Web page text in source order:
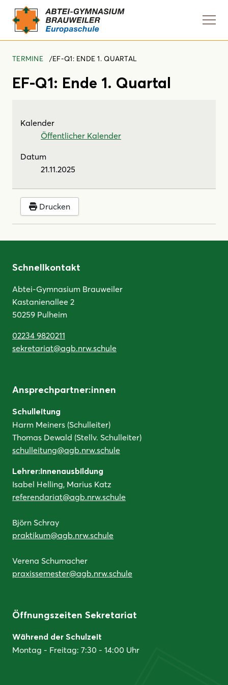
TERMINE EF-Q1: ENDE 1. QUARTAL
EF-Q1: Ende 1. Quartal
Kalender
Öffentlicher Kalender
Datum
21.11.2025
Drucken
Schnellkontakt
Abtei-Gymnasium Brauweiler
Kastanienallee 2
50259 Pulheim
02234 9820211
sekretariat@agb.nrw.schule
Ansprechpartner:innen
Schulleitung
Harm Meiners (Schulleiter)
Thomas Dewald (Stellv. Schulleiter)
schulleitung@agb.nrw.schule
Lehrer:innenausbildung
Isabel Helling, Marius Katz
referendariat@agb.nrw.schule
Björn Schray
praktikum@agb.nrw.schule
Verena Schumacher
praxissemester@agb.nrw.schule
Öffnungszeiten Sekretariat
Während der Schulzeit
Montag - Freitag: 7:30 - 14:00 Uhr